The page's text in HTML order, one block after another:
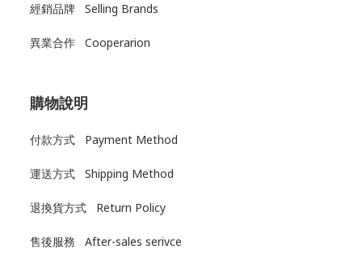
經銷品牌 Selling Brands
異業合作 Cooperarion
購物說明
付款方式 Payment Method
運送方式 Shipping Method
退換貨方式 Return Policy
售後服務 After-sales serivce